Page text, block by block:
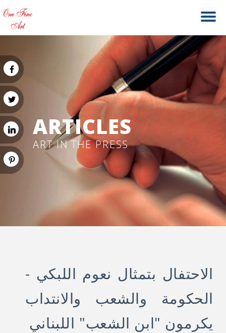
ARTICLES
ART IN THE PRESS
الاحتفال بتمثال نعوم اللبكي -
الحكومة والشعب والانتداب
يكرمون "ابن الشعب" اللبناني